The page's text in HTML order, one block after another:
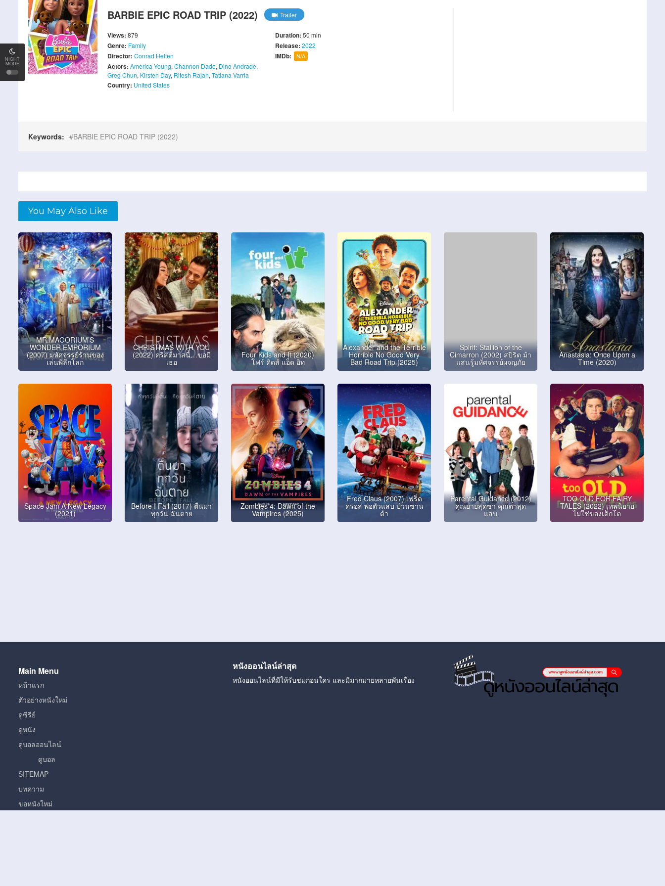
NIGHT
MODE
BARBIE EPIC ROAD TRIP (2022) Trailer
Views: 879
Genre: Family
Director: Conrad Helten
Actors: America Young, Channon Dade, Dino Andrade,
Greg Chun, Kirsten Day, Ritesh Rajan, Tatiana Varria
Country: United States
Duration: 50 min
Release:2022
IMDb: N/A
Keywords: BARBIE EPIC ROAD TRIP (2022)
You May Also Like
MR.MAGORIUM’S
WONDER EMPORIUM
(2007) มหัศจรรย์ร้านของ
เล่นพิลึกโลก
CHRISTMAS WITH YOU
(2022) คริสต์มาสนี้…ขอมี
เธอ
Four Kids and It (2020)
โฟร์ คิดส์ แอ็ด อิท
Alexander and the Terrible
Horrible No Good Very
Bad Road Trip (2025)
Spirit: Stallion of the
Cimarron (2002) สปิริต ม้า
แสนรู้มหัศจรรย์ผจญภัย
Anastasia: Once Upon a
Time (2020)
Space Jam A New Legacy
(2021)
Before I Fall (2017) ตื่นมา
ทุกวัน ฉันตาย
Zombies 4: Dawn of the
Vampires (2025)
Fred Claus (2007) เฟร็ด
ครอส พ่อตัวแสบ ป่วนซาน
ต้า
Parental Guidance (2012)
คุณยายสุดซ่า คุณตาสุด
แสบ
TOO OLD FOR FAIRY
TALES (2022) เทพนิยาย
ไม่ใช่ของเด็กโต
Main Menu
หน้าแรก
ตัวอย่างหนังใหม่
ดูซีรีย์
ดูหนัง
ดูบอลออนไลน์
ดูบอล
SITEMAP
บทความ
ขอหนังใหม่
หนังออนไลน์ล่าสุด
หนังออนไลน์ที่มีให้รับชมก่อนใคร และมีมากมายหลายพันเรื่อง